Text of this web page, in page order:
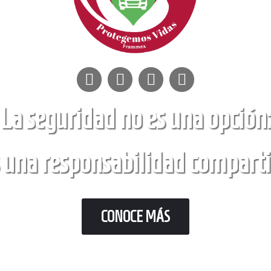
La seguridad no es una opción:
una responsabilidad
CONOCE MÁS